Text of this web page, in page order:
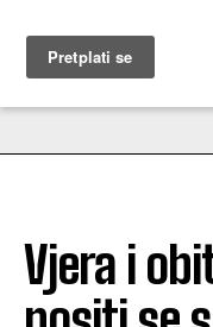
Vjera i